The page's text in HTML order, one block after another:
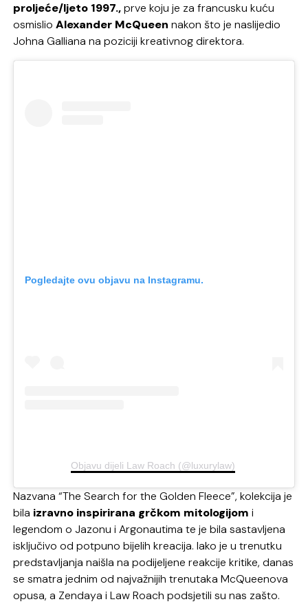
proljeće/ljeto 1997.,prve koju je za francusku kuću
osmislioAlexander McQueen nakon što je naslijedio
Johna Galliana na poziciji kreativnog direktora.
Pogledajte ovu objavu na Instagramu.
Objavu dijeli Law Roach (@luxurylaw)
Nazvana “The Search for the Golden Fleece”, kolekcija je
bila izravno inspirirana grčkom mitologijom i
legendom o Jazonu i Argonautima te je bila sastavljena
isključivo od potpuno bijelih kreacija. Iako je u trenutku
predstavljanja naišla na podijeljene reakcije kritike, danas
se smatra jednim od najvažnijih trenutaka McQueenova
opusa, a Zendaya i Law Roach podsjetili su nas zašto.